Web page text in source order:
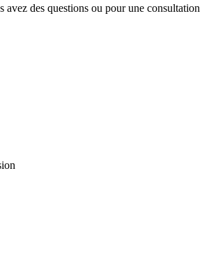
avez des questions ou pour une consultation